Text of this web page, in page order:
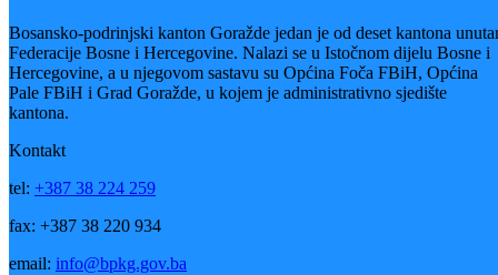
Bosansko-podrinjski kanton Goražde jedan je od deset kantona
Federacije Bosne i Hercegovine. Nalazi se u Istočnom dijelu Bosne i
Hercegovine, a u njegovom sastavu su Općina Foča FBiH, Općina
Pale FBiH i Grad Goražde, u kojem je administrativno sjedište
kantona.
Kontakt
tel: +387 38 224 259
fax: +387 38 220 934
email: info@bpkg.gov.ba